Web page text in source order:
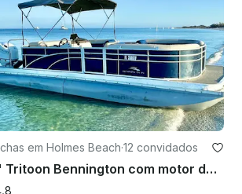
em Holmes Beach·12 convidados
24' Tritoon Bennington com motor de popa Suzuki de 175 HP para alugar em Holmes Beach!